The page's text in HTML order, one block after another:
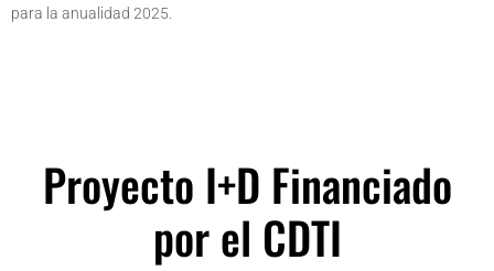
para la anualidad 2025.
Proyecto I+D Financiado
por el CDTI